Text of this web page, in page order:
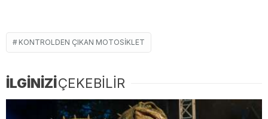
KONTROLDEN ÇIKAN MOTOSIKLET
İLGİNİZİÇEKEBİLİR